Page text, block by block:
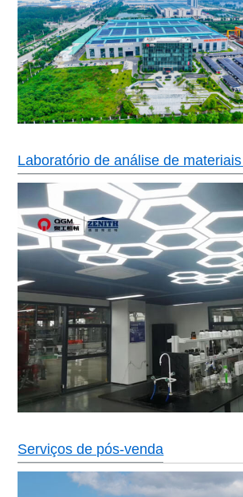
Laboratório de análise de
Serviços de pós-venda